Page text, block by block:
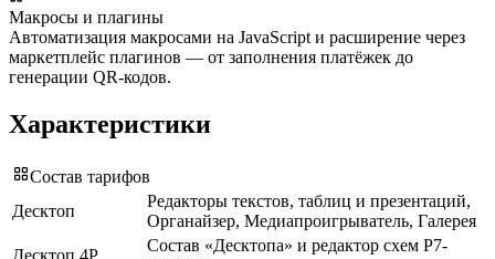
Макросы и плагины
Автоматизация макросами на JavaScript и расширение через
маркетплейс плагинов — от заполнения платёжек до
генерации QR-кодов.
Характеристики
Состав тарифов
Десктоп
Редакторы текстов, таблиц и презентаций,
Органайзер, Медиапроигрыватель, Галерея
Десктоп 4Р
Состав «Десктопа» и редактор схем Р7-